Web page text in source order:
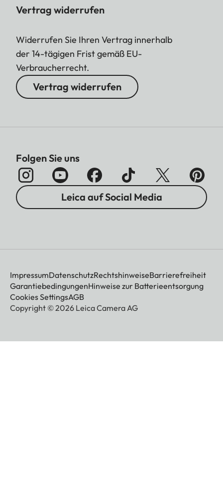
Vertrag widerrufen
Widerrufen Sie Ihren Vertrag innerhalb
der 14-tägigen Frist gemäß EU-
Verbraucherrecht.
Vertrag widerrufen
Folgen Sie uns
Leica auf Social Media
ImpressumDatenschutzRechtshinweiseBarrierefreiheit
GarantiebedingungenHinweise zur Batterieentsorgung
Cookies SettingsAGB
Copyright © 2026 Leica Camera AG